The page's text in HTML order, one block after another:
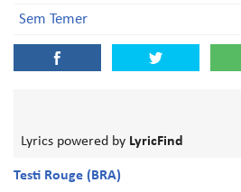
Sem Temer
Lyrics powered by LyricFind
Testi Rouge (BRA)